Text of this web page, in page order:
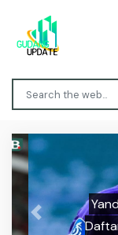
Yandi
Daftar,
Previous